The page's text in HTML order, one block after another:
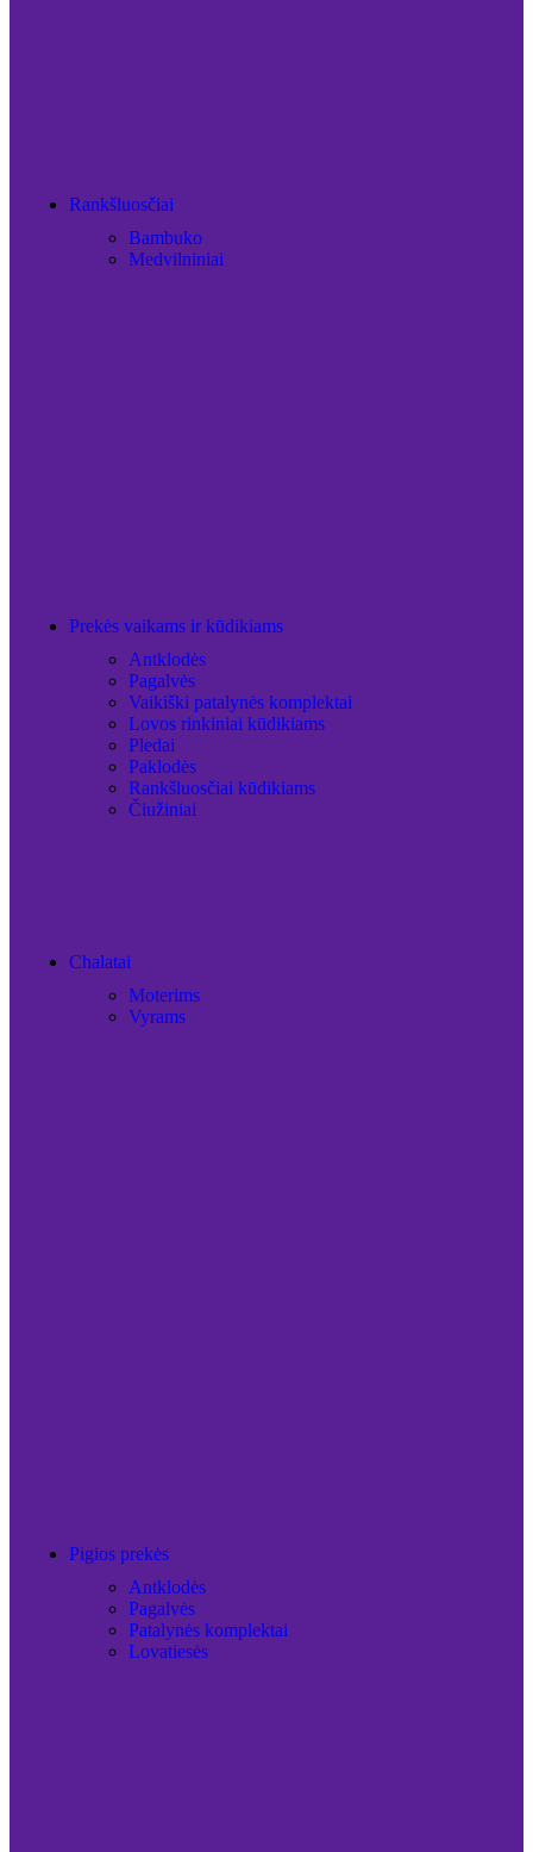
Rankšluosčiai
Bambuko
Medvilniniai
Prekės vaikams ir kūdikiams
Antklodės
Pagalvės
Vaikiški patalynės komplektai
Lovos rinkiniai kūdikiams
Pledai
Paklodės
Rankšluosčiai kūdikiams
Čiužiniai
Chalatai
Moterims
Vyrams
Pigios prekės
Antklodės
Pagalvės
Patalynės komplektai
Lovatiesės